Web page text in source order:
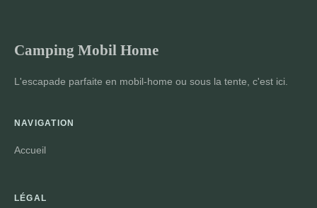
Camping Mobil Home
L'escapade parfaite en mobil-home ou sous la tente, c'est ici.
NAVIGATION
Accueil
LÉGAL